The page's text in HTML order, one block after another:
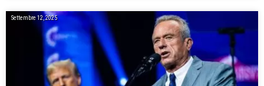
Settembre 12, 2025